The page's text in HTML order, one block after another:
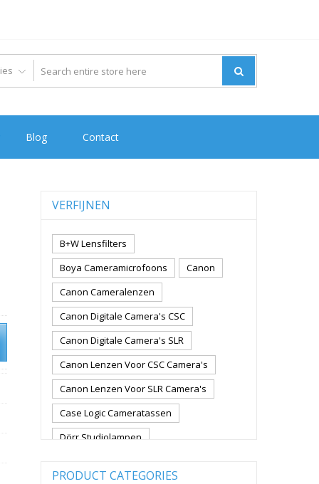
Blog Contact
VERFIJNEN
B+W Lensfilters
Boya Cameramicrofoons
Canon
Canon Cameralenzen
Canon Digitale Camera's CSC
Canon Digitale Camera's SLR
Canon Lenzen Voor CSC Camera's
Canon Lenzen Voor SLR Camera's
Case Logic Cameratassen
Dörr Studiolampen
PRODUCT CATEGORIES